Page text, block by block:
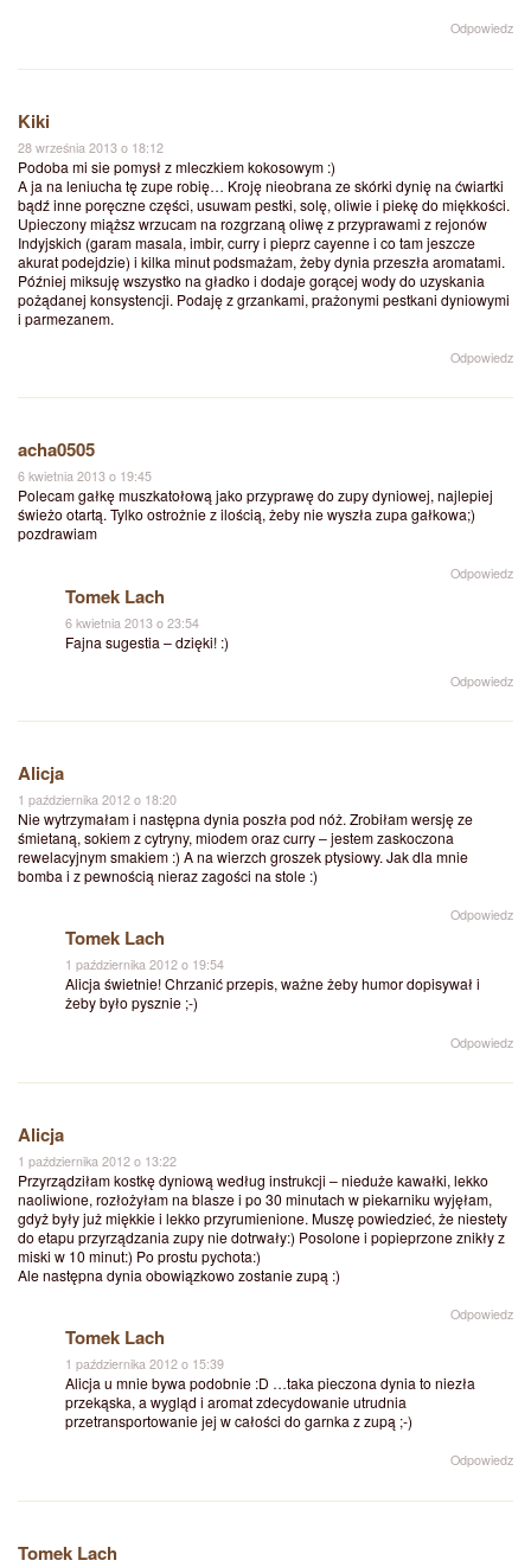
Odpowiedz
Kiki
28 września 2013 o 18:12
Podoba mi sie pomysł z mleczkiem kokosowym :)
A ja na leniucha tę zupe robię… Kroję nieobrana ze skórki dynię na ćwiartki
bądź inne poręczne części, usuwam pestki, solę, oliwie i piekę do miękkości.
Upieczony miąższ wrzucam na rozgrzaną oliwę z przyprawami z rejonów
Indyjskich (garam masala, imbir, curry i pieprz cayenne i co tam jeszcze
akurat podejdzie) i kilka minut podsmażam, żeby dynia przeszła aromatami.
Później miksuję wszystko na gładko i dodaje gorącej wody do uzyskania
pożądanej konsystencji. Podaję z grzankami, prażonymi pestkani dyniowymi
i parmezanem.
Odpowiedz
acha0505
6 kwietnia 2013 o 19:45
Polecam gałkę muszkatołową jako przyprawę do zupy dyniowej, najlepiej
świeżo otartą. Tylko ostrożnie z ilością, żeby nie wyszła zupa gałkowa;)
pozdrawiam
Odpowiedz
Tomek Lach
6 kwietnia 2013 o 23:54
Fajna sugestia – dzięki! :)
Odpowiedz
Alicja
1 października 2012 o 18:20
Nie wytrzymałam i następna dynia poszła pod nóż. Zrobiłam wersję ze
śmietaną, sokiem z cytryny, miodem oraz curry – jestem zaskoczona
rewelacyjnym smakiem :) A na wierzch groszek ptysiowy. Jak dla mnie
bomba i z pewnością nieraz zagości na stole :)
Odpowiedz
Tomek Lach
1 października 2012 o 19:54
Alicja świetnie! Chrzanić przepis, ważne żeby humor dopisywał i
żeby było pysznie ;-)
Odpowiedz
Alicja
1 października 2012 o 13:22
Przyrządziłam kostkę dyniową według instrukcji – nieduże kawałki, lekko
naoliwione, rozłożyłam na blasze i po 30 minutach w piekarniku wyjęłam,
gdyż były już miękkie i lekko przyrumienione. Muszę powiedzieć, że niestety
do etapu przyrządzania zupy nie dotrwały:) Posolone i popieprzone znikły z
miski w 10 minut:) Po prostu pychota:)
Ale następna dynia obowiązkowo zostanie zupą :)
Odpowiedz
Tomek Lach
1 października 2012 o 15:39
Alicja u mnie bywa podobnie :D …taka pieczona dynia to niezła
przekąska, a wygląd i aromat zdecydowanie utrudnia
przetransportowanie jej w całości do garnka z zupą ;-)
Odpowiedz
Tomek Lach